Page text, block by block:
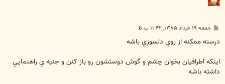
پ
ت
جمعه ۱۹ خرداد ۱۳۸۵, ۱۱:۴۲ ب.ظ
درسته ممكنه از روي دلسوزي باشه
اينكه اطرافيان بخوان چشم و گوش دوستشون رو باز كنن و جنبه ي راهنمايي
داشته باشه